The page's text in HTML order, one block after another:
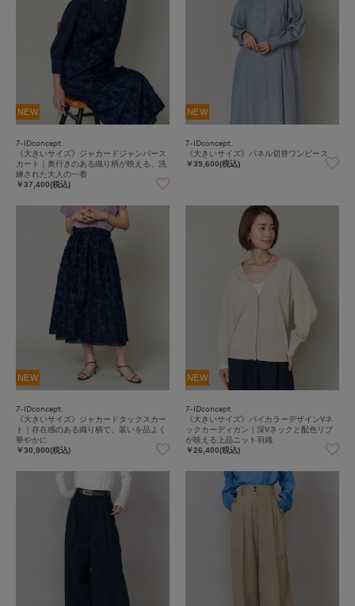
NEW
7-IDconcept.
《大きいサイズ》ジャカードジャンパース
カート｜奥行きのある織り柄が映える、洗
練された大人の一着
￥37,400(税込)
NEW
7-IDconcept.
《大きいサイズ》パネル切替ワンピース
￥39,600(税込)
NEW
7-IDconcept.
《大きいサイズ》ジャカードタックスカー
ト｜存在感のある織り柄で、装いを品よく
華やかに
￥30,800(税込)
NEW
7-IDconcept.
《大きいサイズ》バイカラーデザインVネ
ックカーディガン｜深Vネックと配色リブ
が映える上品ニット羽織
￥26,400(税込)